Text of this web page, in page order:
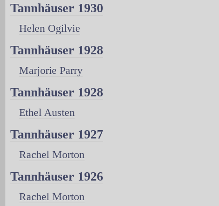
Tannhäuser 1930
Helen Ogilvie
Tannhäuser 1928
Marjorie Parry
Tannhäuser 1928
Ethel Austen
Tannhäuser 1927
Rachel Morton
Tannhäuser 1926
Rachel Morton